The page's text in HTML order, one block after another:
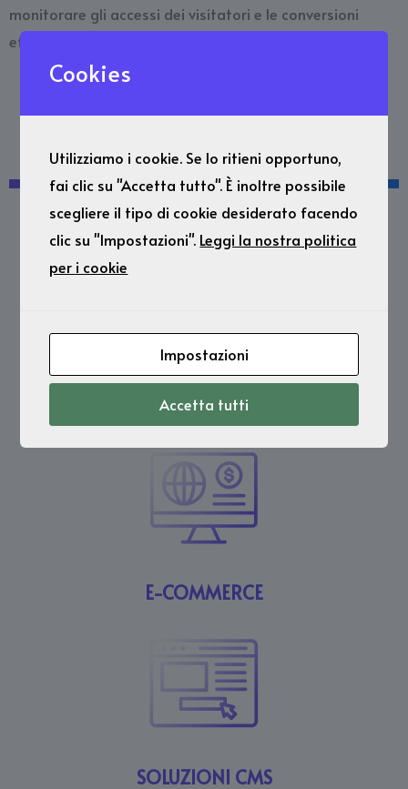
monitorare gli accessi dei visitatori e le conversioni
effettuate
Dinamico
Realizzazione di
SITI PERSONALIZZATI
E-COMMERCE
SOLUZIONI CMS
Cookies
Utilizziamo i cookie. Se lo ritieni opportuno,
fai clic su "Accetta tutto". È inoltre possibile
scegliere il tipo di cookie desiderato facendo
clic su "Impostazioni". Leggi la nostra politica
per i cookie
Impostazioni
Accetta tutti